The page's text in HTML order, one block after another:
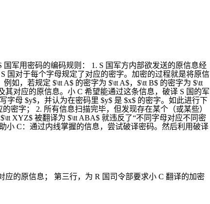
军用密码的编码规则： 1. S 国军方内部欲发送的原信息经
国对于每个字母规定了对应的密字。加密的过程就是将原信
如，若规定 $\tt A$ 的密字为 $\tt A$，$\tt B$ 的密字为 $\tt
对应的原信息。小 C 希望能通过这条信息，破译 S 国的军
母 $y$，并认为在密码里 $y$ 是 $x$ 的密字。如此进行下
密字； 2. 所有信息扫描完毕，但发现存在某个（或某些）
XYZ$ 被翻译为 $\tt ABA$ 就违反了“不同字母对应不同密
小 C：通过内线掌握的信息，尝试破译密码。然后利用破译
的原信息； 第三行，为 R 国司令部要求小 C 翻译的加密